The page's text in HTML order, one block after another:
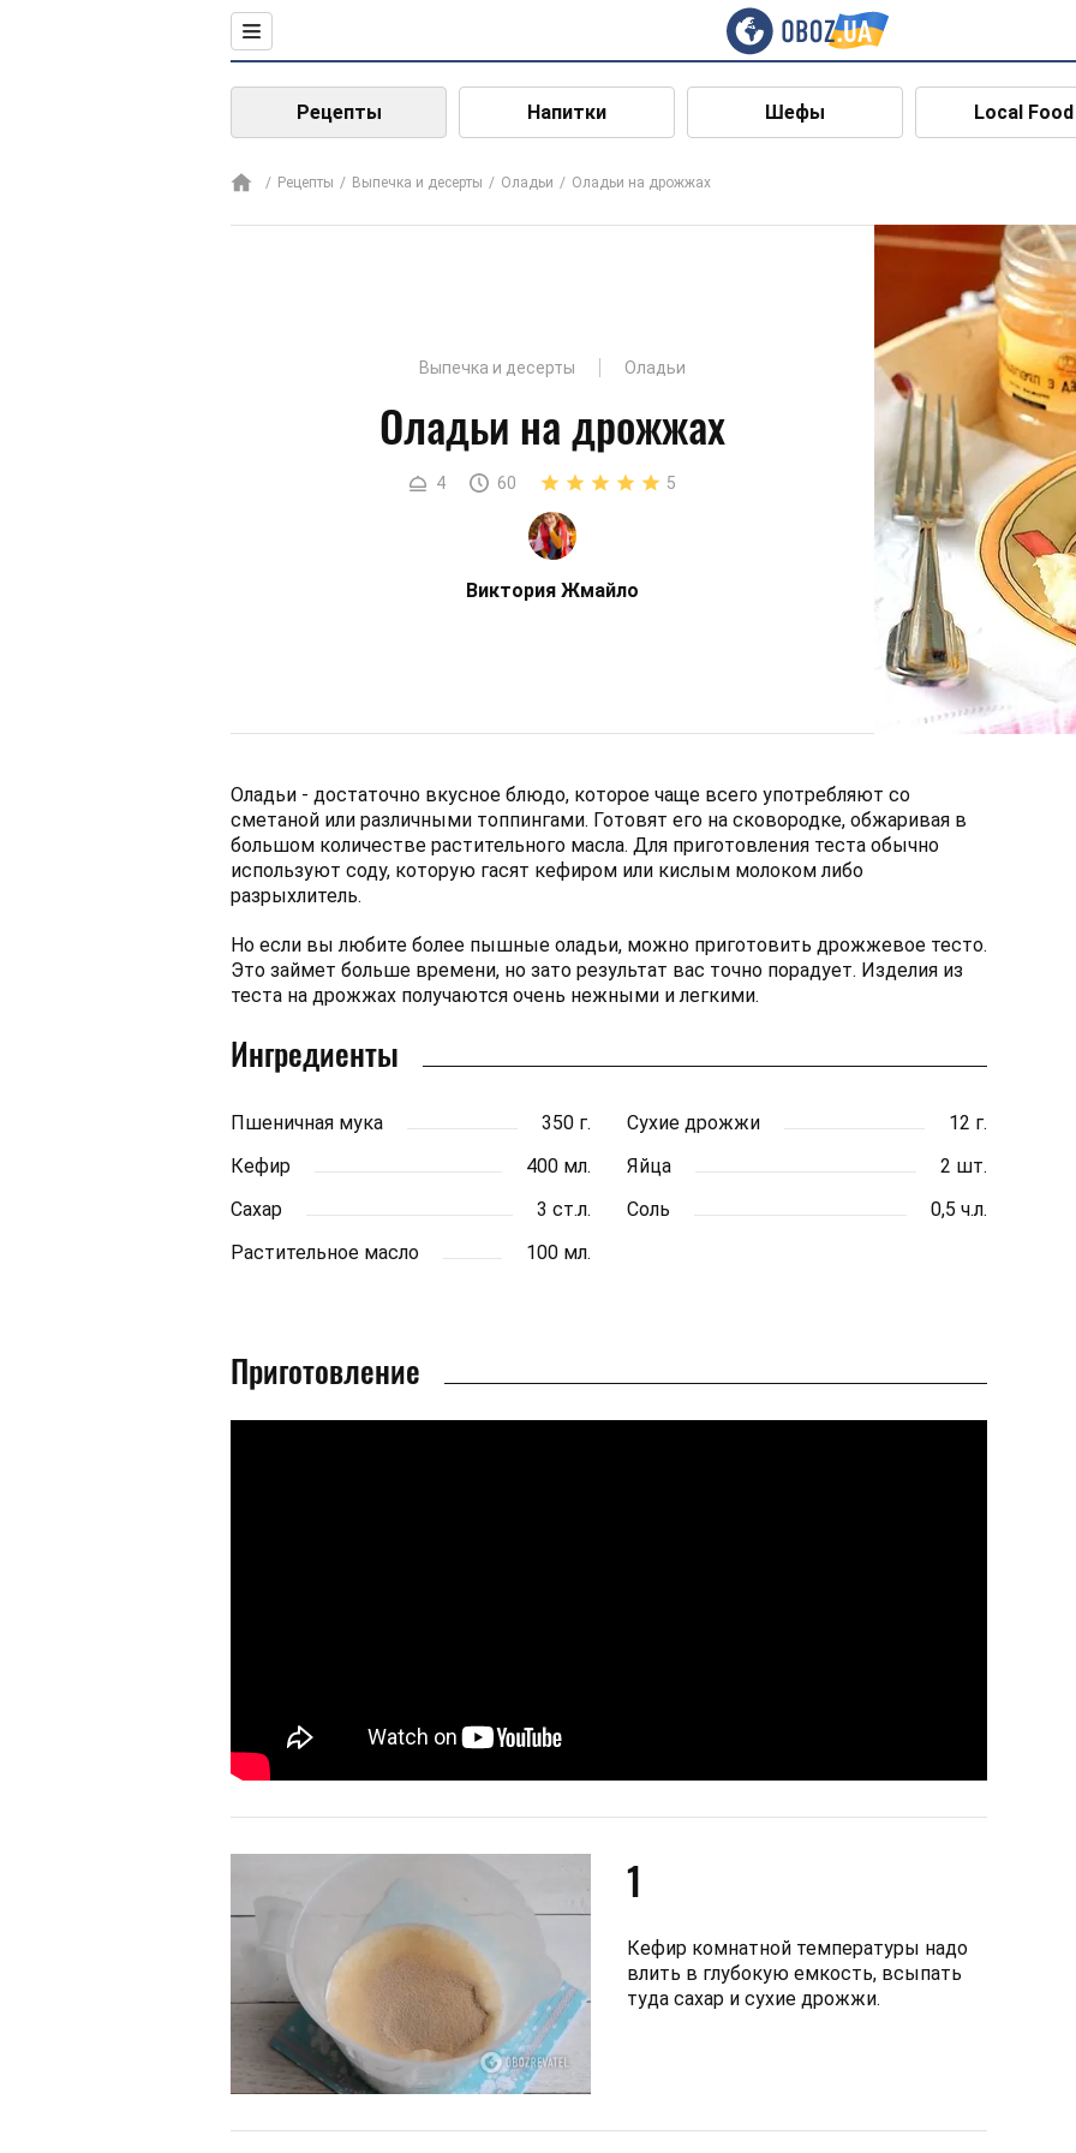
Рецепты Напитки Шефы Local Food
Рецепты Выпечка и десерты Оладьи Оладьи на дрожжах
Выпечка и десерты Оладьи
Оладьи на дрожжах
4 60 5
Виктория Жмайло
Оладьи - достаточно вкусное блюдо, которое чаще всего употребляют со
сметаной или различными топпингами. Готовят его на сковородке, обжаривая в
большом количестве растительного масла. Для приготовления теста обычно
используют соду, которую гасят кефиром или кислым молоком либо
разрыхлитель.
Но если вы любите более пышные оладьи, можно приготовить дрожжевое тесто.
Это займет больше времени, но зато результат вас точно порадует. Изделия из
теста на дрожжах получаются очень нежными и легкими.
Ингредиенты
Пшеничная мука 350 г. Сухие дрожжи
12 г.
Кефир
400 мл. Яйца
2 шт.
Сахар
3 ст.л. Соль
0,5 ч.л.
Растительное масло
100 мл.
Приготовление
1
Кефир комнатной температуры надо
влить в глубокую емкость, всыпать
туда сахар и сухие дрожжи.